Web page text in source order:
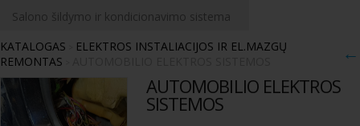
Salono šildymo ir kondicionavimo sistema
KATALOGAS
ELEKTROS INSTALIACIJOS IR EL.MAZGŲ
REMONTAS
←
AUTOMOBILIO ELEKTROS
SISTEMOS